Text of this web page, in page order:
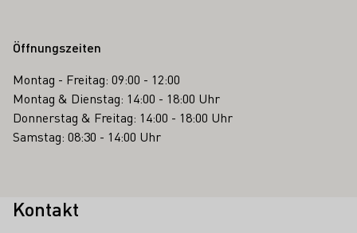
Öffnungszeiten
Montag - Freitag: 09:00 - 12:00
Montag & Dienstag: 14:00 - 18:00 Uhr
Donnerstag & Freitag: 14:00 - 18:00 Uhr
Samstag: 08:30 - 14:00 Uhr
Kontakt